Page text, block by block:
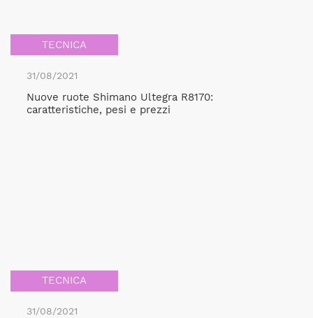
TECNICA
31/08/2021
Nuove ruote Shimano Ultegra R8170:
caratteristiche, pesi e prezzi
TECNICA
31/08/2021